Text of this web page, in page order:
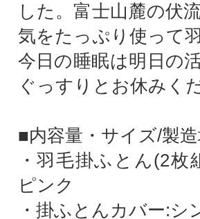
した。富士山麓の伏
気をたっぷり使って
今日の睡眠は明日の
ぐっすりとお休みく
■内容量・サイズ/製
・羽毛掛ふとん(2枚
ピンク
・掛ふとんカバー:シ